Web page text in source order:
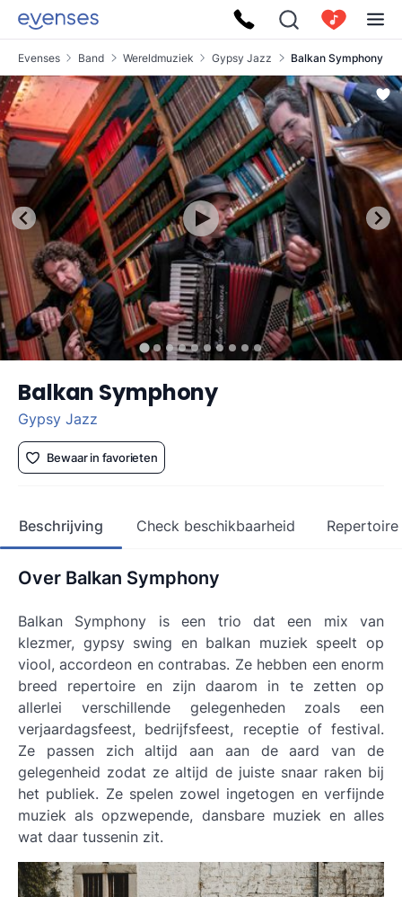
Evenses Band Wereldmuziek Gypsy Jazz Balkan Symphony
Balkan Symphony
Gypsy Jazz
Bewaar in favorieten
Beschrijving Check beschikbaarheid Repertoire
Over Balkan Symphony
Balkan Symphony is een trio dat een mix van
klezmer, gypsy swing en balkan muziek speelt op
viool, accordeon en contrabas. Ze hebben een enorm
breed repertoire en zijn daarom in te zetten op
allerlei verschillende gelegenheden zoals een
verjaardagsfeest, bedrijfsfeest, receptie of festival.
Ze passen zich altijd aan aan de aard van de
gelegenheid zodat ze altijd de juiste snaar raken bij
het publiek. Ze spelen zowel ingetogen en verfijnde
muziek als opzwepende, dansbare muziek en alles
wat daar tussenin zit.